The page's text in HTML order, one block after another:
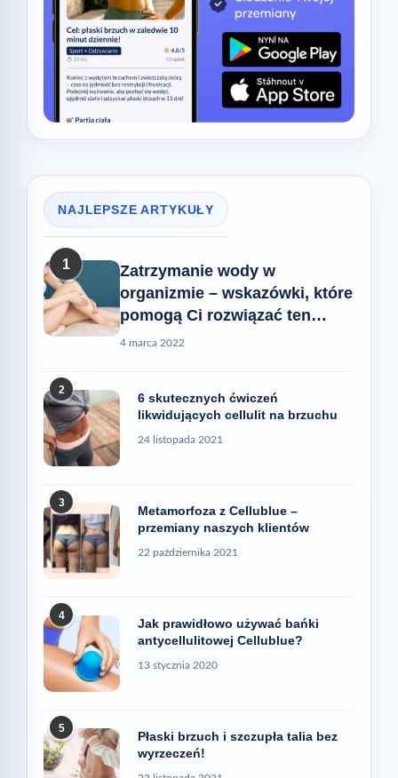
NAJLEPSZE ARTYKUŁY
1
Zatrzymanie wody w
organizmie – wskazówki, które
pomogą Ci rozwiązać ten
problem
4 marca 2022
2
6 skutecznych ćwiczeń
likwidujących cellulit na brzuchu
24 listopada 2021
3
Metamorfoza z Cellublue –
przemiany naszych klientów
22 października 2021
4
Jak prawidłowo używać bańki
antycellulitowej Cellublue?
13 stycznia 2020
5
Płaski brzuch i szczupła talia bez
wyrzeczeń!